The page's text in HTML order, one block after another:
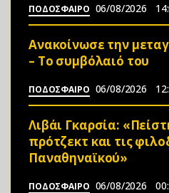
ΠΟΔΟΣΦΑΙΡΟ 06/08/2026
Ανακοίνωσε την
– Το συμβόλαιό του
ΠΟΔΟΣΦΑΙΡΟ 06/08/2026
Λιβάι Γκαρσία:
πρότζεκτ και τις
Παναθηναϊκού»
ΠΟΔΟΣΦΑΙΡΟ 06/08/2026